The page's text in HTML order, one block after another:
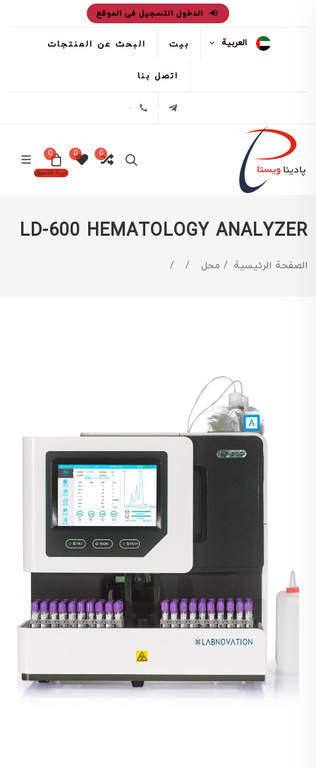
الدخول التسجيل فى الموقع
العربية بيت البحث عن المنتجات
اتصل بنا
تلگرام
0
0
عربة التسوق
0
LD-600 HEMATOLOGY ANALYZER
الصفحة الرئيسية محل